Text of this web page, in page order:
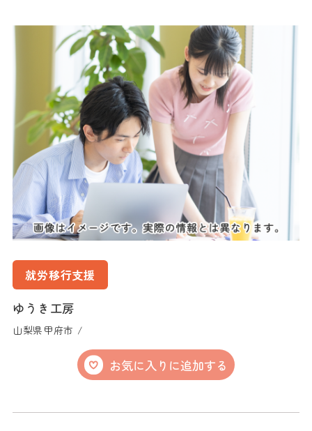
就労移行支援
ゆうき工房
山梨県甲府市 /
お気に入りに追加する